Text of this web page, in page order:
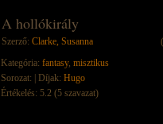
A hollókirály
Szerző: Clarke, Susanna
Kategória: fantasy, misztikus
Sorozat:
| Díjak: Hugo
Értékelés: 5.2 (5 szavazat)